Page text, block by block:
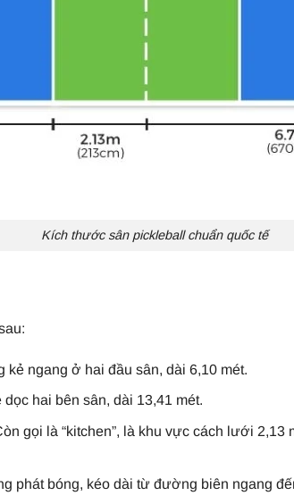
Kích thước sân pickleball chuẩn quốc tế
kẻ ngang ở hai đầu sân, dài 6,10 mét.
hai bên sân, dài 13,41 mét.
gọi là “kitchen”, là khu vực cách lưới 2,13
phát bóng, kéo dài từ đường biên ngang